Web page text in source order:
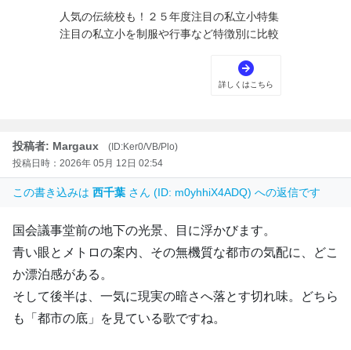
投稿者: Margaux
(ID:Ker0/VB/Plo)
投稿日時：2026年 05月 12日 02:54
この書き込みは 西千葉 さん (ID: m0yhhiX4ADQ) への返信です
国会議事堂前の地下の光景、目に浮かびます。
青い眼とメトロの案内、その無機質な都市の気配に、どこ
か漂泊感がある。
そして後半は、一気に現実の暗さへ落とす切れ味。どちら
も「都市の底」を見ている歌ですね。